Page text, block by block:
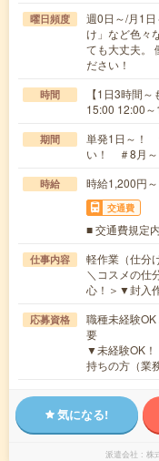
曜日頻度
週0日～/月1
け」など色々
ても大丈夫。
ださい！
時間
【1日3時間
15:00 12:00
期間
単発1日～！
い！ ＃8月
時給 時給1,200円
交通費
■ 交通費規定
仕事内容
軽作業（仕分
＼コスメの仕
心！＞▼封入
応募資格
職種未経験
要
▼未経験OK
持ちの方（業
気になる!
派遣会社 株